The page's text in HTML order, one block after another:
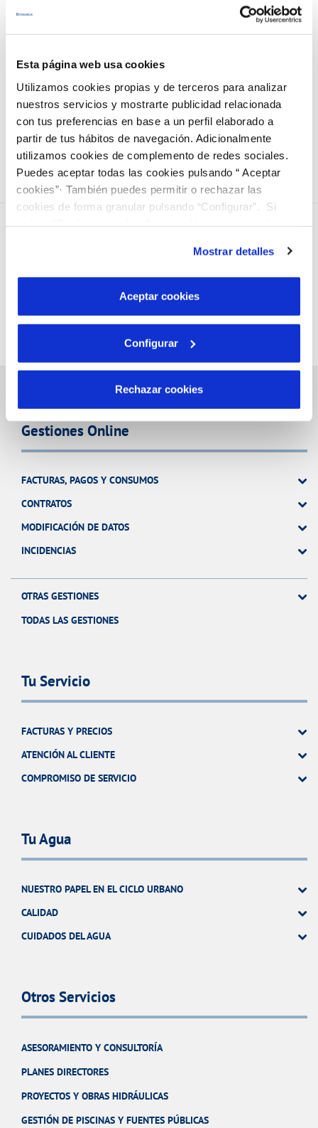
Esta página web usa cookies
Utilizamos cookies propias y de terceros para analizar
nuestros servicios y mostrarte publicidad relacionada
con tus preferencias en base a un perfil elaborado a
partir de tus hábitos de navegación. Adicionalmente
utilizamos cookies de complemento de redes sociales.
Puedes aceptar todas las cookies pulsando “ Aceptar
cookies”· También puedes permitir o rechazar las
cookies de forma granular pulsando “Configurar”. Si
son indispensables para que el sitio web funcione y que
por tanto no se pueden desactivar. Puedes consultar
más información en nuestraPolítica de Cookies
Mostrar detalles
Aceptar cookies
Configurar
Rechazar cookies
Separa y recicla!
Ayúdanos a reciclar residuos mientras te diviertes
atrapando bolitas de una piscina con agua en
movimiento!
Castillo hinchable Circus. Ven y llévate un globo de
regalo!
Gestiones Online
FACTURAS, PAGOS Y CONSUMOS
CONTRATOS
MODIFICACIÓN DE DATOS
INCIDENCIAS
OTRAS GESTIONES
TODAS LAS GESTIONES
Tu Servicio
FACTURAS Y PRECIOS
ATENCIÓN AL CLIENTE
COMPROMISO DE SERVICIO
Tu Agua
NUESTRO PAPEL EN EL CICLO URBANO
CALIDAD
CUIDADOS DEL AGUA
Otros Servicios
ASESORAMIENTO Y CONSULTORÍA
PLANES DIRECTORES
PROYECTOS Y OBRAS HIDRÁULICAS
GESTIÓN DE PISCINAS Y FUENTES PÚBLICAS